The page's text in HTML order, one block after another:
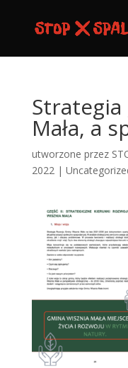
Mała, a
utworzone przez
2022|